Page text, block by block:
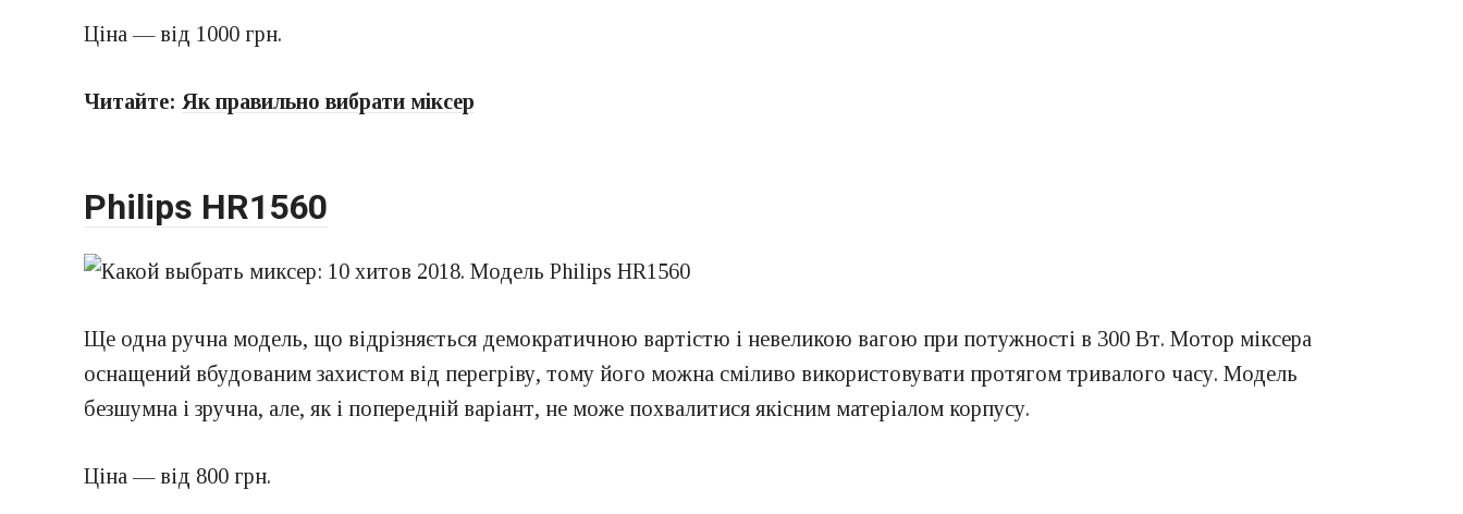
Ціна — від 1000 грн.
Читайте: Як правильно вибрати міксер
Philips HR1560
Ще одна ручна модель, що відрізняється демократичною вартістю і невеликою вагою при потужності в 300 Вт. Мотор міксера
оснащений вбудованим захистом від перегріву, тому його можна сміливо використовувати протягом тривалого часу. Модель
безшумна і зручна, але, як і попередній варіант, не може похвалитися якісним матеріалом корпусу.
Ціна — від 800 грн.